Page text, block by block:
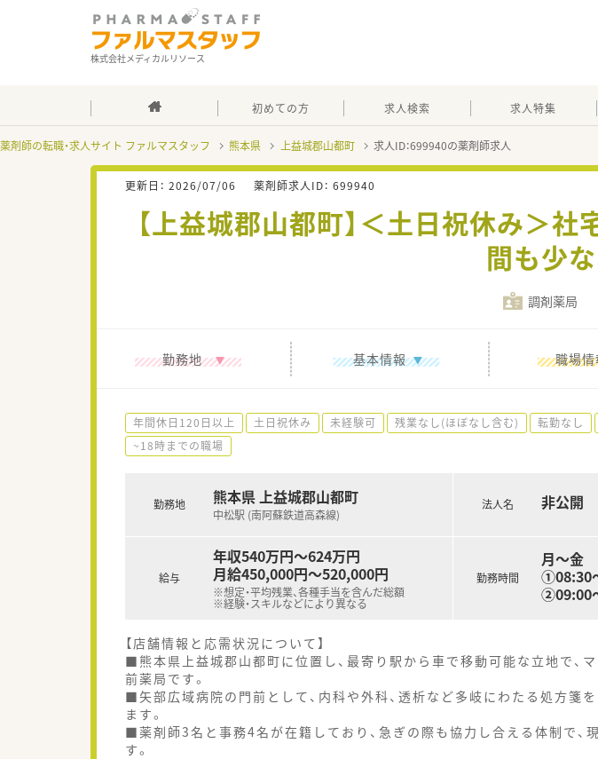
株式会社メディカルリソース
初めての方 求人検索 求人特集
薬剤師の転職・求人サイト ファルマスタッフ 熊本県 上益城郡山都町 求人ID：699940の薬剤師求人
更新日： 2026/07/06 薬剤師求人ID： 699940
【上益城郡山都町】＜土日祝休み＞
間も少
調剤薬局
勤務地 基本情報 職場
年間休日120日以上 土日祝休み 未経験可 残業なし(ほぼなし含む) 転勤なし
~18時までの職場
勤務地 熊本県 上益城郡山都町
中松駅 (南阿蘇鉄道高森線)
給与
年収540万円～624万円
月給450,000円～520,000円
※想定・平均残業、各種手当を含んだ総額
※経験・スキルなどにより異なる
法人名 非公開
勤務時間
月～金
①08:30
②09:00
【店舗情報と応需状況について】
■熊本県上益城郡山都町に位置し、最寄り駅から車で移動可能な立地で、
前薬局です。
■矢部広域病院の門前として、内科や外科、透析など多岐にわたる処方箋
ます。
■薬剤師3名と事務4名が在籍しており、急ぎの際も協力し合える体制で、
す。